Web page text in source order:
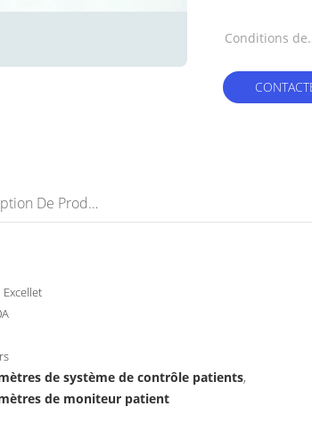
Conditions de
Description De Produit
Excellet
de système de contrôle patients,
de moniteur patient